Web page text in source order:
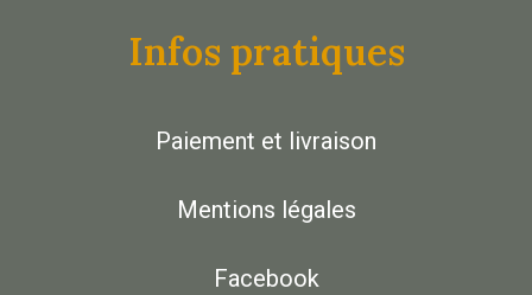
Infos pratiques
Paiement et livraison
Mentions légales
Facebook